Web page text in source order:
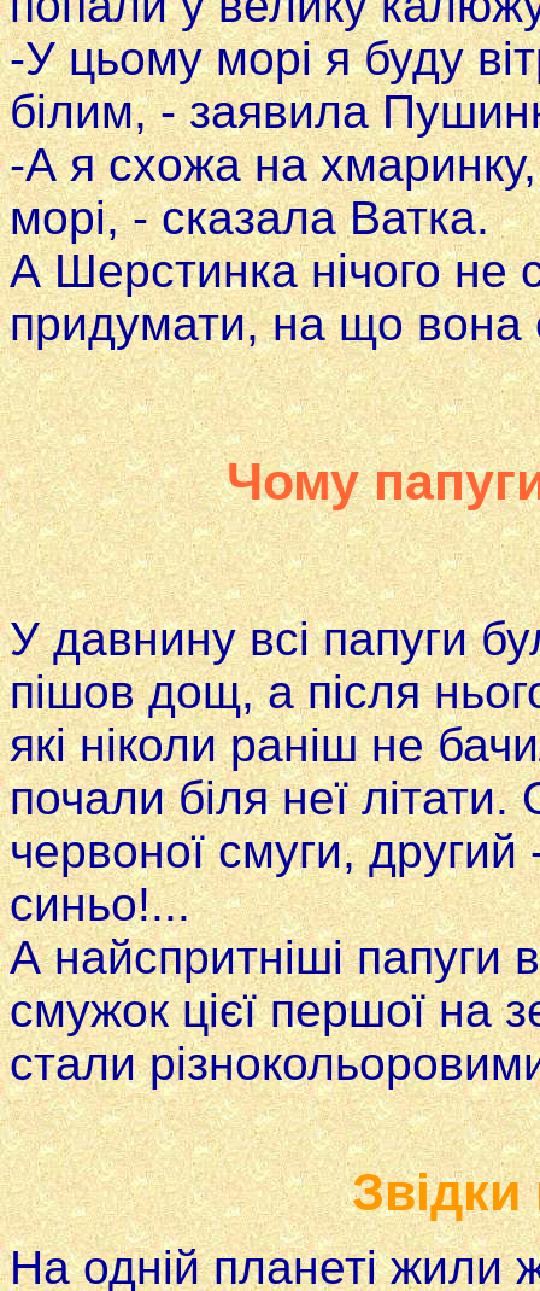
-У цьому мopi я буду
білим, - заявила
-А я схожа на
мopi, - сказала Ватка.
А Шерстинка нічого не
придумати, на що вона
Чому
У давнину вci папуги
пішов дощ, а після
які ніколи раніш не
почали біля неї
червоної смуги, другий
синьо!...
А найспритніші папуги
смужок цієї першої на
стали
Звідки
На одній планеті жили